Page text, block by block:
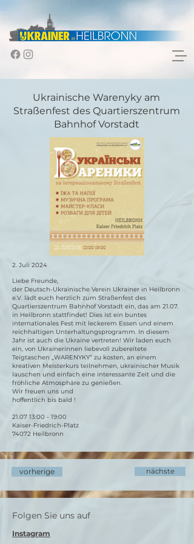
Ukrainische Warenyky am
Straßenfest des Quartierszentrum
Bahnhof Vorstadt
2. Juli 2024
Liebe Freunde,
der Deutsch-Ukrainische Verein Ukrainer in Heilbronn
e.V. lädt euch herzlich zum Straßenfest des
Quartierszentrum Bahnhof Vorstadt ein, das am 21.07.
in Heilbronn stattfindet! Dies ist ein buntes
internationales Fest mit leckerem Essen und einem
reichhaltigen Unterhaltungsprogramm. In diesem
Jahr ist auch die Ukraine vertreten! Wir laden euch
ein, von Ukrainerinnen liebevoll zubereitete
Teigtaschen „WARENYKY“ zu kosten, an einem
kreativen Meisterkurs teilnehmen, ukrainischer Musik
lauschen und einfach eine interessante Zeit und die
fröhliche Atmosphäre zu genießen.
Wir freuen uns und
hoffentlich bis bald !
21.07 13:00 - 19:00
Kaiser-Friedrich-Platz
74072 Heilbronn
vorherige nächste
Folgen Sie uns auf
Instagram